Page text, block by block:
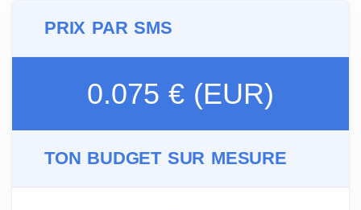
PRIX PAR SMS
0.075 € (EUR)
TON BUDGET SUR MESURE